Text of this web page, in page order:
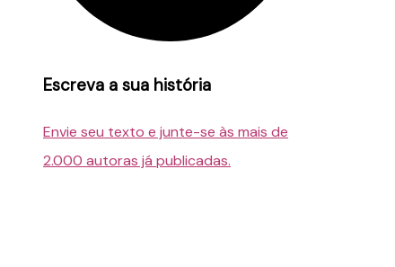
Escreva a sua história
Envie seu texto e junte-se às mais de
2.000 autoras já publicadas.